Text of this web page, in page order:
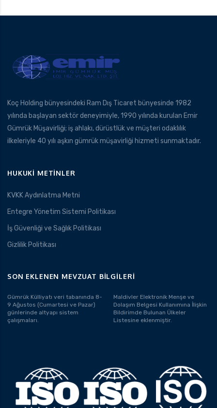
Koç Holding bünyesindeki Ram Dış Ticaret bünyesinde 1982
yılında başlayan sektör deneyimiyle, 1990 yılında kurulan Emir
Gümrük Müşavirliği; iş ahlakı, dürüstlük ve müşteri odaklılık
ilkeleriyle 40 yılı aşkın gümrük müşavirliği hizmeti sunmaktadır.
HUKUKI METINLER
KVKK Aydınlatma Metni
Entegre Yönetim Sistemi Politikası
İş Güvenliği ve Sağlık Politikası
Gizlilik Politikası
SON EKLENEN MEVZUAT BILGILERI
Gümrük Külliyatı veri tabanında 8-
9 Ağustos (Cumartesi ve Pazar)
günlerinde altyapı sistem
çalışmaları.
Maldivler Elektronik Menşe ve
Dolaşım Belgesi Kullanımına İlişkin
Bildirimde Bulunan Ülkeler
Listesine eklenmiştir.